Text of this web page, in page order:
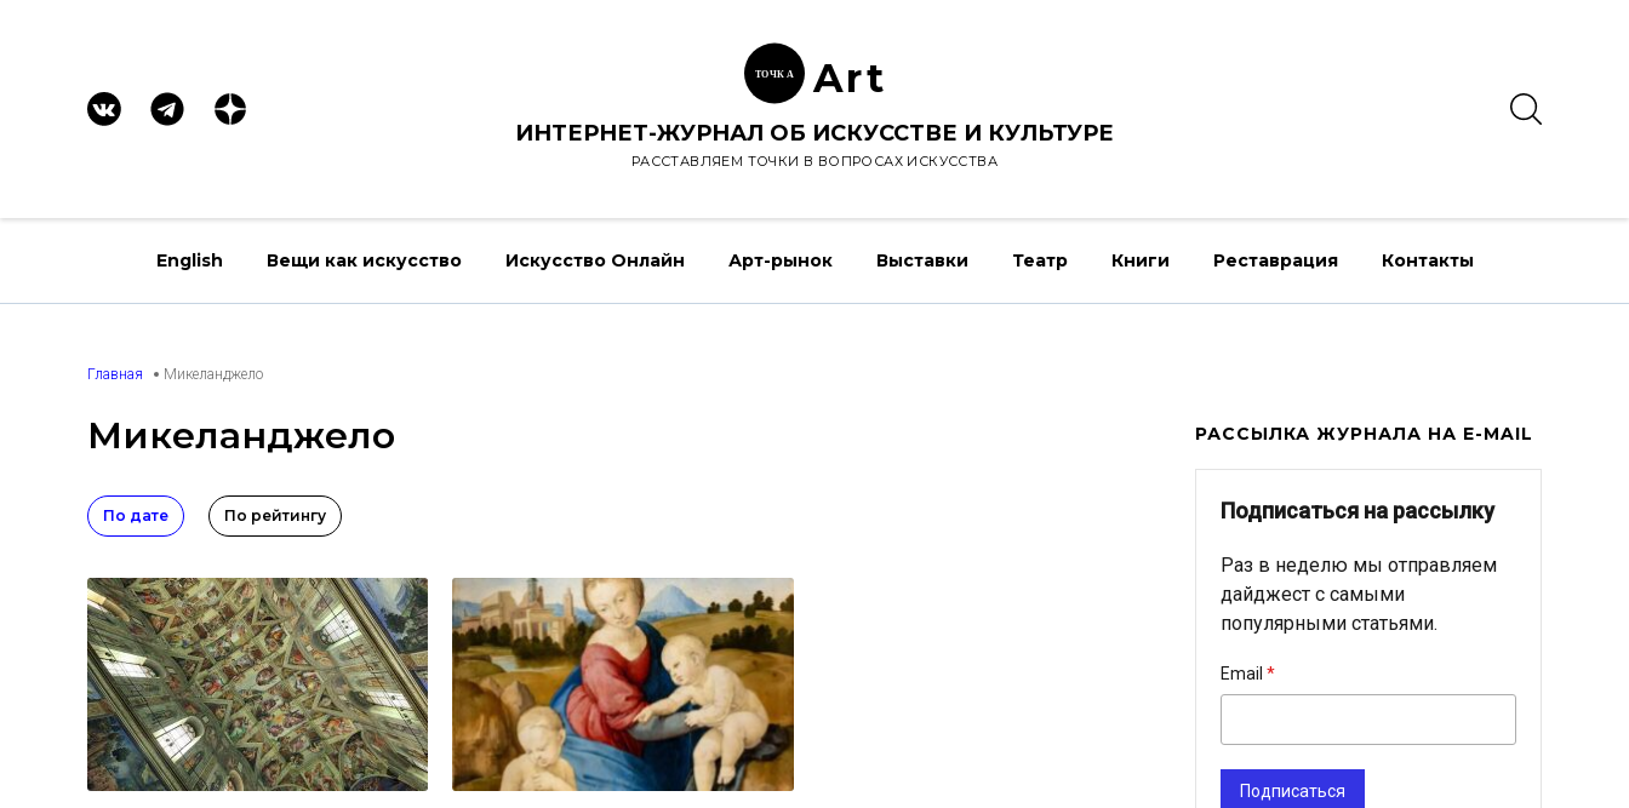
ТОЧК А Art
ИНТЕРНЕТ-ЖУРНАЛ ОБ ИСКУССТВЕ И КУЛЬТУРЕ
РАССТАВЛЯЕМ ТОЧКИ В ВОПРОСАХ ИСКУССТВА
English Вещи как искусство Искусство Онлайн Арт-рынок Выставки Театр Книги Реставрация Контакты
Главная Микеланджело
Микеланджело
По дате По рейтингу
РАССЫЛКА ЖУРНАЛА НА E-MAIL
Подписаться на рассылку
Раз в неделю мы отправляем
дайджест с самыми
популярными статьями.
Email
Подписаться